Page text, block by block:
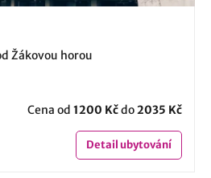
Žákovou horou
Cena od 1200 Kčdo2035 Kč
Detailubytování